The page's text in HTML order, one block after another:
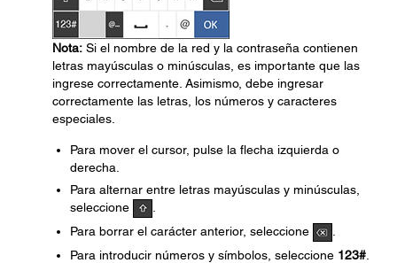
Nota: Si el nombre de la red y la contraseña contienen
letras mayúsculas o minúsculas, es importante que las
ingrese correctamente. Asimismo, debe ingresar
correctamente las letras, los números y caracteres
especiales.
Para mover el cursor, pulse la flecha izquierda o
derecha.
Para alternar entre letras mayúsculas y minúsculas,
seleccione
Para borrar el carácter anterior, seleccione
Para introducir números y símbolos, seleccione 123#